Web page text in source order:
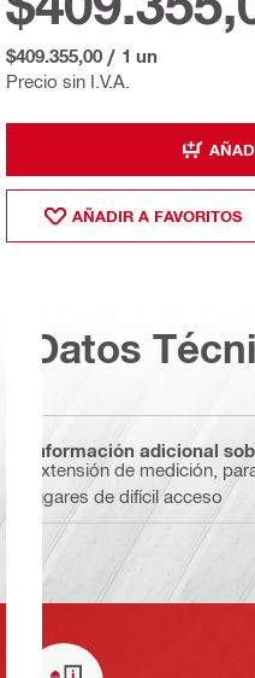
Precio sin I.V.A.
$409.355,00 / 1 un
AÑADIR A FAVORITOS
Datos
Información adicional
Extensión de medición,
lugares de difícil acceso